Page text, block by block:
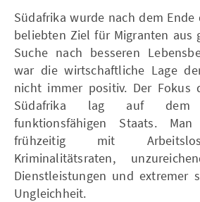
Südafrika wurde nach dem
beliebten Ziel für Migranten aus
Suche nach besseren
war die wirtschaftliche Lage
nicht immer positiv. Der Fokus
Südafrika lag auf dem
funktionsfähigen Staats.
frühzeitig mit
Kriminalitätsraten,
Dienstleistungen und extremer
Ungleichheit.